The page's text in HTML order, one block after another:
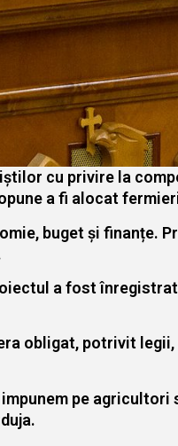
cu privire la
a fi alocat
buget și finanțe.
a fost
obligat, potrivit legii,
pe